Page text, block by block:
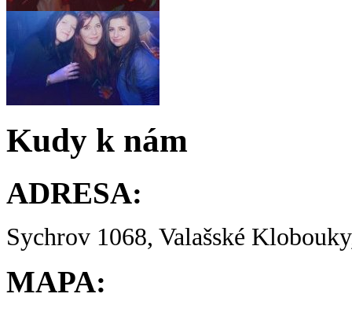
Kudy k nám
ADRESA:
Sychrov 1068, Valašské
MAPA: